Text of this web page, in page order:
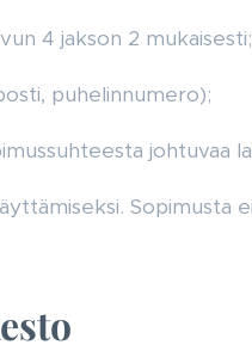
4 jakson 2 mukaisesti;
puhelinnumero);
johtuvaa
Sopimusta